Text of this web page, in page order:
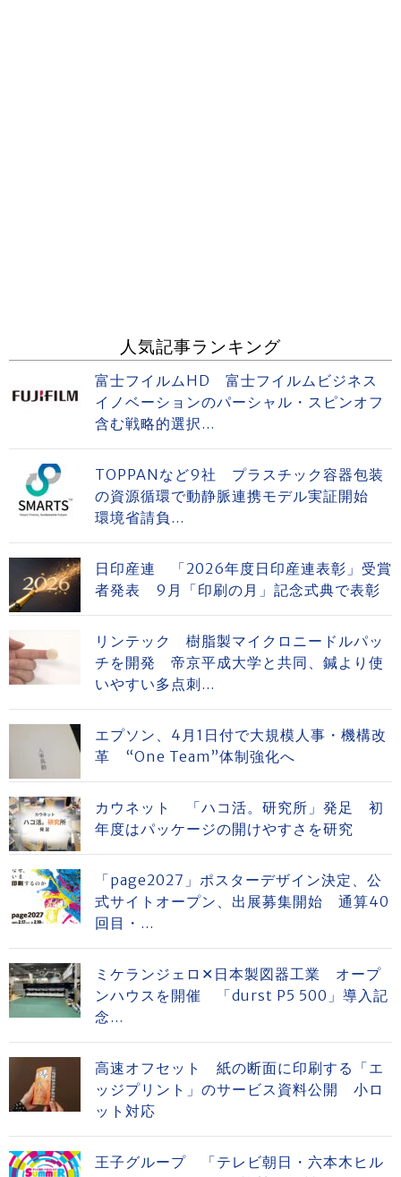
人気記事ランキング
富士フイルムHD 富士フイルムビジネス
イノベーションのパーシャル・スピンオフ
含む戦略的選択...
TOPPANなど9社 プラスチック容器包装
の資源循環で動静脈連携モデル実証開始
環境省請負...
日印産連 「2026年度日印産連表彰」受賞
者発表 9月「印刷の月」記念式典で表彰
リンテック 樹脂製マイクロニードルパッ
チを開発 帝京平成大学と共同、鍼より使
いやすい多点刺...
エプソン、4月1日付で大規模人事・機構改
革 “One Team”体制強化へ
カウネット 「ハコ活。研究所」発足 初
年度はパッケージの開けやすさを研究
「page2027」ポスターデザイン決定、公
式サイトオープン、出展募集開始 通算40
回目・...
ミケランジェロ✕日本製図器工業 オープ
ンハウスを開催 「durst P5 500」導入記
念...
高速オフセット 紙の断面に印刷する「エ
ッジプリント」のサービス資料公開 小ロ
ット対応
王子グループ 「テレビ朝日・六本木ヒル